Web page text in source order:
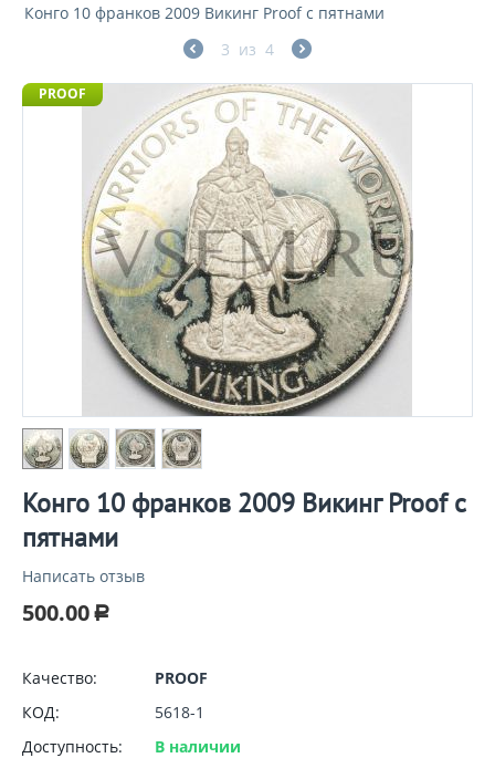
Конго 10 франков 2009 Викинг Proof с пятнами
3 из 4
PROOF
Конго 10 франков 2009 Викинг Proof с
пятнами
Написать отзыв
500.00 Р
Качество:
PROOF
КОД:
5618-1
Доступность:
В наличии